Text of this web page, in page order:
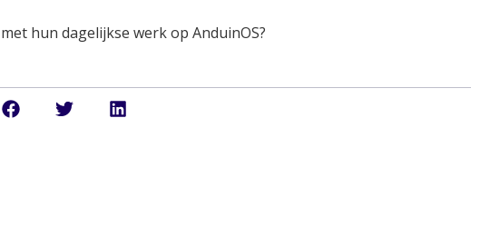
hun dagelijkse werk op AnduinOS?